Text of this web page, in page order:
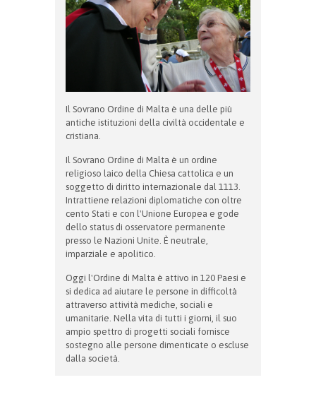
Il Sovrano Ordine di Malta è una delle più
antiche istituzioni della civiltà occidentale e
cristiana.
Il Sovrano Ordine di Malta è un ordine
religioso laico della Chiesa cattolica e un
soggetto di diritto internazionale dal 1113.
Intrattiene relazioni diplomatiche con oltre
cento Stati e con l'Unione Europea e gode
dello status di osservatore permanente
presso le Nazioni Unite. È neutrale,
imparziale e apolitico.
Oggi l'Ordine di Malta è attivo in 120 Paesi e
si dedica ad aiutare le persone in difficoltà
attraverso attività mediche, sociali e
umanitarie. Nella vita di tutti i giorni, il suo
ampio spettro di progetti sociali fornisce
sostegno alle persone dimenticate o escluse
dalla società.